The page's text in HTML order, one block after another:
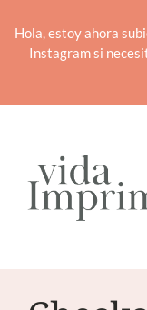
Hola, estoy ahora
Instagram si